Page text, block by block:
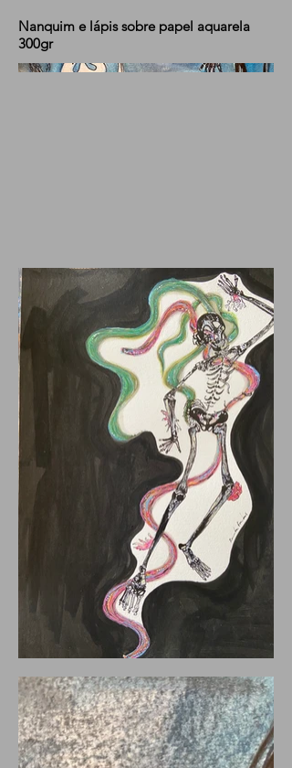
Nanquim e lápis sobre papel aquarela
300gr